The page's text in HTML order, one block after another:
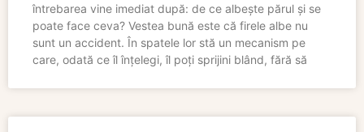
întrebarea vine imediat după: de ce albește părul și se
poate face ceva? Vestea bună este că firele albe nu
sunt un accident. În spatele lor stă un mecanism pe
care, odată ce îl înțelegi, îl poți sprijini blând, fără să